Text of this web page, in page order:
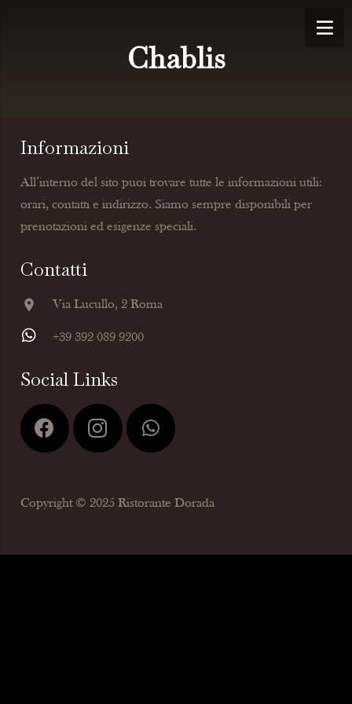
Chablis
Informazioni
All’interno del sito puoi trovare tutte le informazioni utili:
orari, contatti e indirizzo. Siamo sempre disponibili per
prenotazioni ed esigenze speciali.
Contatti
location_on Via Lucullo, 2 Roma
+39 392 089 9200
Social Links
Copyright © 2025 Ristorante Dorada